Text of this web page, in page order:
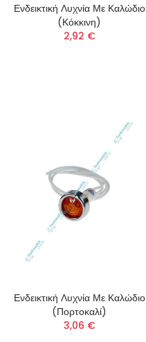
Ενδεικτική Λυχνία Με Καλώδιο
(Κόκκινη)
2,92 €
Ενδεικτική Λυχνία Με Καλώδιο
(Πορτοκαλί)
3,06 €